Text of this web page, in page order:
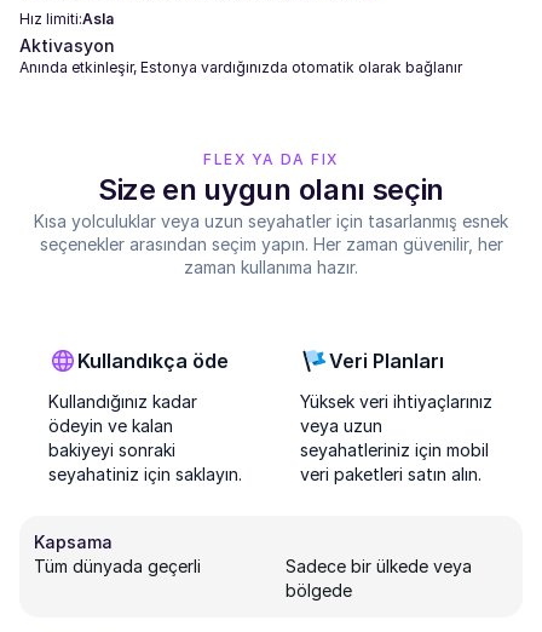
Hız limiti:Asla
Aktivasyon
Anında etkinleşir, Estonya vardığınızda otomatik olarak bağlanır
FLEX YA DA FIX
Size en uygun olanı seçin
Kısa yolculuklar veya uzun seyahatler için tasarlanmış esnek
seçenekler arasından seçim yapın. Her zaman güvenilir, her
zaman kullanıma hazır.
Kullandıkça öde
Kullandığınız kadar
ödeyin ve kalan
bakiyeyi sonraki
seyahatiniz için saklayın.
Veri Planları
Yüksek veri ihtiyaçlarınız
veya uzun
seyahatleriniz için mobil
veri paketleri satın alın.
Kapsama
Tüm dünyada geçerli
Sadece bir ülkede veya
bölgede